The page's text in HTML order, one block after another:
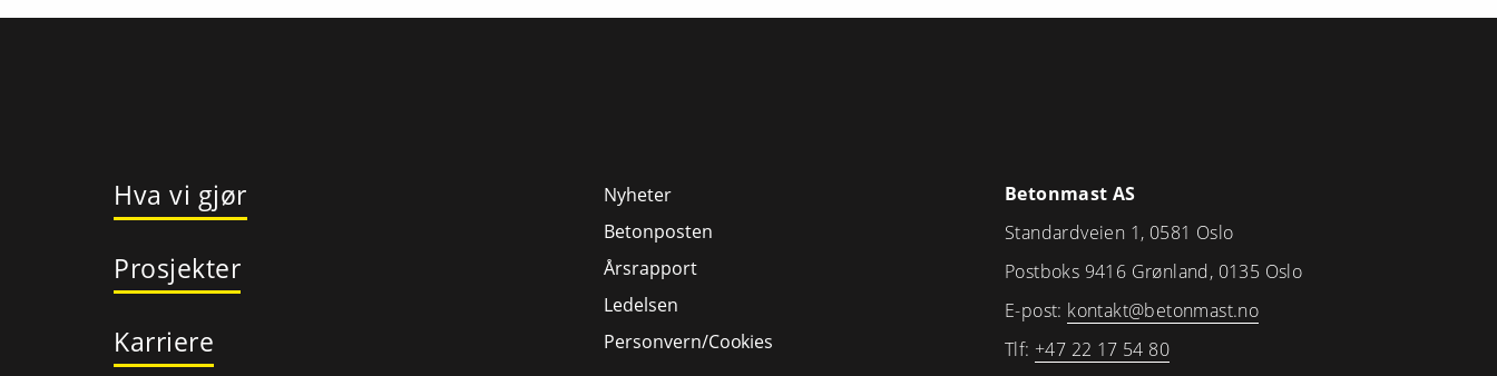
Hva vi gjør
Prosjekter
Karriere
Nyheter
Betonposten
Årsrapport
Ledelsen
Personvern/Cookies
Betonmast AS
Standardveien 1, 0581 Oslo
Postboks 9416 Grønland, 0135 Oslo
E-post: kontakt@betonmast.no
Tlf: +47 22 17 54 80